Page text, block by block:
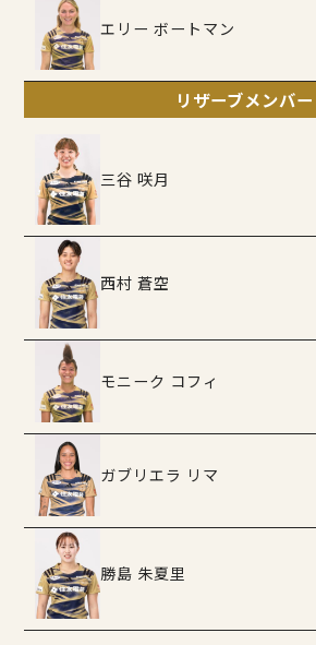
エリー ボートマン
リザーブメンバー
三谷 咲月
西村 蒼空
モニーク コフィ
ガブリエラ リマ
勝島 朱夏里